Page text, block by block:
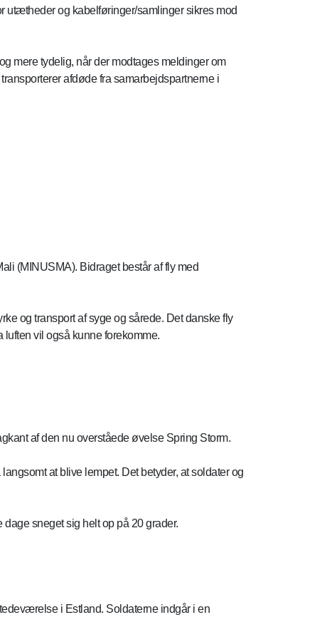
utætheder og kabelføringer/samlinger sikres mod
mere tydelig, når der modtages meldinger om
afdøde fra samarbejdspartnerne i
(MINUSMA). Bidraget består af fly med
og transport af syge og sårede. Det danske fly
vil også kunne forekomme.
af den nu overståede øvelse Spring Storm.
at blive lempet. Det betyder, at soldater og
sneget sig helt op på 20 grader.
i Estland. Soldaterne indgår i en